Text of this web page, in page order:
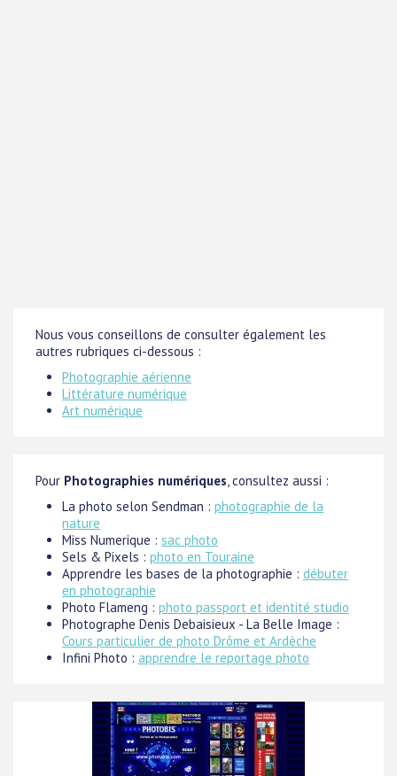
Nous vous conseillons de consulter également les
autres rubriques ci-dessous :
Photographie aérienne
Littérature numérique
Art numérique
Pour Photographies numériques, consultez aussi :
La photo selon Sendman : photographie de la
nature
Miss Numerique : sac photo
Sels & Pixels : photo en Touraine
Apprendre les bases de la photographie : débuter
en photographie
Photo Flameng : photo passport et identité studio
Photographe Denis Debaisieux - La Belle Image :
Cours particulier de photo Drôme et Ardèche
Infini Photo : apprendre le reportage photo